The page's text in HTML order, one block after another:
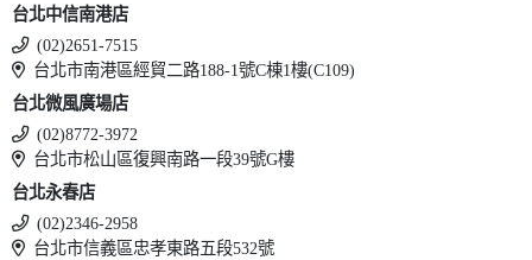
台北中信南港店
(02)2651-7515
台北市南港區經貿二路188-1號C棟1樓(C109)
台北微風廣場店
(02)8772-3972
台北市松山區復興南路一段39號G樓
台北永春店
(02)2346-2958
台北市信義區忠孝東路五段532號